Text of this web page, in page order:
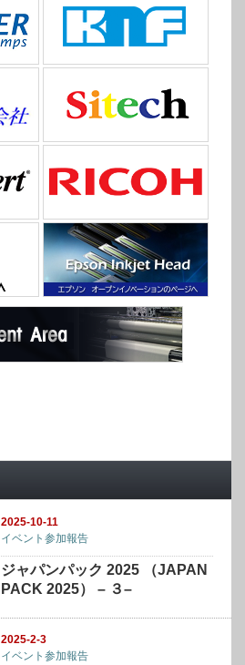
2025-10-11
イベント参加報告
ジャパンパック 2025 （JAPAN
PACK 2025） – ３–
2025-2-3
イベント参加報告